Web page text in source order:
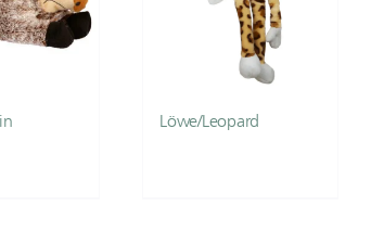
Löwe/Leopard